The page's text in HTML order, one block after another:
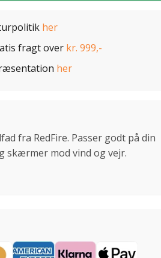
her
fragt over kr. 999,-
her
fra RedFire. Passer godt på din
skærmer mod vind og vejr.